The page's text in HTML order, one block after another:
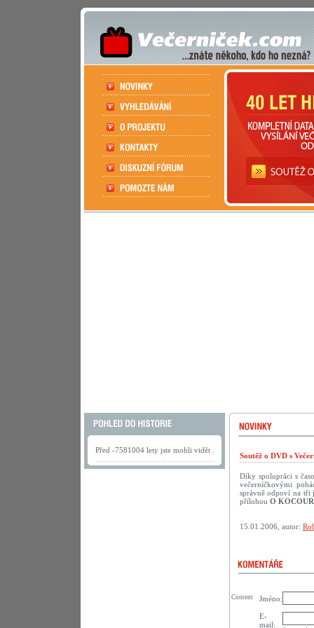
Před -7581004 lety jste mohli vidět .
Soutěž o DVD s
Díky spolupráci s
večerníčkovými
správně odpoví na tři
přílohou O
15.01.2006, autor:
Jméno:
E-
mail:
Content